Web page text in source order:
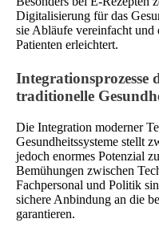
Digitalisierung für das
sie Abläufe vereinfacht und
Patienten erleichtert.
Integrationsprozesse
traditionelle
Die Integration moderner
Gesundheitssysteme stellt
jedoch enormes Potenzial
Bemühungen zwischen
Fachpersonal und Politik
sichere Anbindung an die
garantieren.